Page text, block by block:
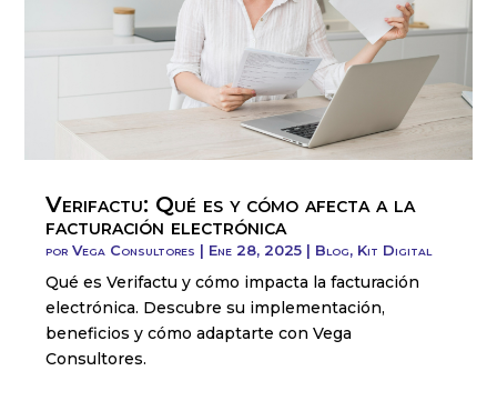
Verifactu: Qué es y cómo afecta a la
facturación electrónica
porVega Consultores | Ene 28, 2025 | Blog, Kit Digital
Qué es Verifactu y cómo impacta la facturación
electrónica. Descubre su implementación,
beneficios y cómo adaptarte con Vega
Consultores.